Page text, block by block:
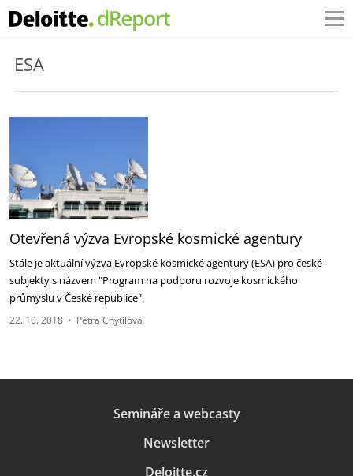
ESA
Otevřená výzva Evropské kosmické agentury
Stále je aktuální výzva Evropské kosmické agentury (ESA) pro české
subjekty s názvem "Program na podporu rozvoje kosmického
průmyslu v České republice".
22. 10. 2018 • Petra Chytilová
Semináře a webcasty
Newsletter
Deloitte.cz